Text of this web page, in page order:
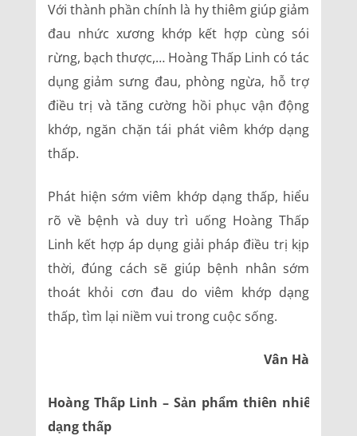
Với thành phần chính là hy thiêm giúp giảm
đau nhức xương khớp kết hợp cùng sói
rừng, bạch thược,… Hoàng Thấp Linh có tác
dụng giảm sưng đau, phòng ngừa, hỗ trợ
điều trị và tăng cường hồi phục vận động
khớp, ngăn chặn tái phát viêm khớp dạng
thấp.
Phát hiện sớm viêm khớp dạng thấp, hiểu
rõ về bệnh và duy trì uống Hoàng Thấp
Linh kết hợp áp dụng giải pháp điều trị kịp
thời, đúng cách sẽ giúp bệnh nhân sớm
thoát khỏi cơn đau do viêm khớp dạng
thấp, tìm lại niềm vui trong cuộc sống.
Vân Hà
Hoàng Thấp Linh – Sản phẩm thiên nhiên
dạng thấp